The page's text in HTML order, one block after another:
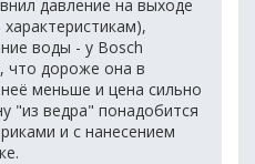
давление на выходе
воды - у Bosch
что дороже она в
меньше и цена сильно
"из ведра" понадобится
и с нанесением